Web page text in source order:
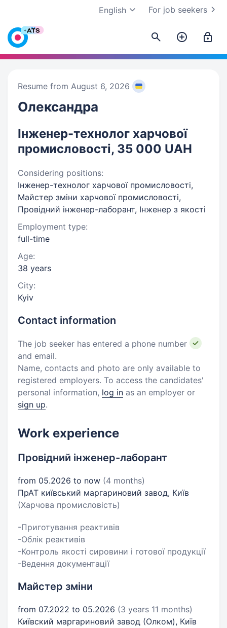
For job seekers
English
Resume from August 6, 2026
Олександра
Інженер-технолог харчової
промисловості, 35 000 UAH
Considering positions:
Інженер-технолог харчової промисловості,
Майстер зміни харчової промисловості,
Провідний інженер-лаборант, Інженер з якості
Employment type:
full-time
Age:
38 years
City:
Kyiv
Contact information
The job seeker has entered a phone number
and email.
Name, contacts and photo are only available to
registered employers. To access the candidates'
personal information, log in as an employer or
sign up.
Work experience
Провідний інженер-лаборант
from 05.2026 to now (4 months)
ПрАТ київський маргариновий завод, Київ
(Харчова промисловість)
-Приготування реактивів
-Облік реактивів
-Контроль якості сировини і готової продукції
-Ведення документації
Майстер зміни
from 07.2022 to 05.2026 (3 years 11 months)
Київский маргариновий завод (Олком), Київ